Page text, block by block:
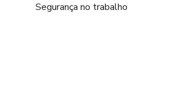
Segurança no trabalho